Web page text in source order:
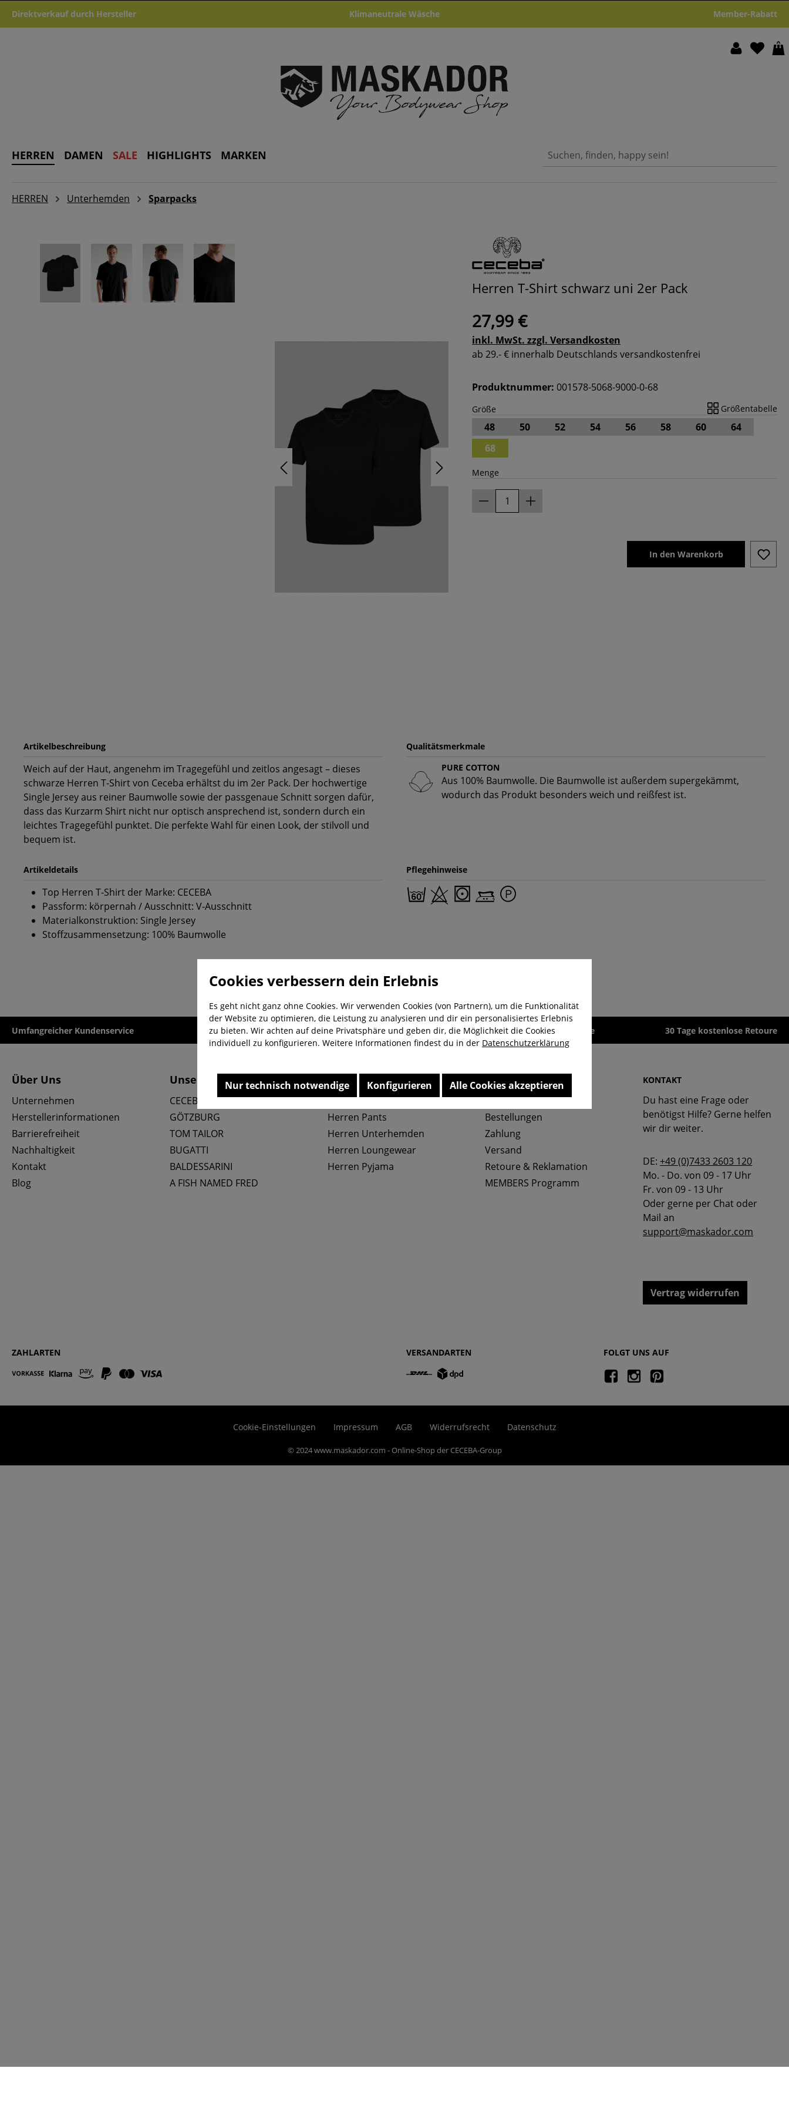
Hauptinhalt springen
Zur Suche springen
Zur Hauptnavigation springen
Direktverkauf durch Hersteller Klimaneutrale Wäsche Member-Rabatt
HERREN DAMEN SALE HIGHLIGHTS MARKEN
HERREN Unterhemden Sparpacks
Herren T-Shirt schwarz uni 2er Pack
27,99 €
inkl. MwSt. zzgl. Versandkosten
ab 29.- € innerhalb Deutschlands versandkostenfrei
Produktnummer: 001578-5068-9000-0-68
Größe Größentabelle
48 50 52 54 56 58 60
64
68
Menge
In den Warenkorb
Artikelbeschreibung
Weich auf der Haut, angenehm im Tragegefühl und zeitlos angesagt – dieses
schwarze Herren T-Shirt von Ceceba erhältst du im 2er Pack. Der hochwertige
Single Jersey aus reiner Baumwolle sowie der passgenaue Schnitt sorgen dafür,
dass das Kurzarm Shirt nicht nur optisch ansprechend ist, sondern durch ein
leichtes Tragegefühl punktet. Die perfekte Wahl für einen Look, der stilvoll und
bequem ist.
Qualitätsmerkmale
PURE COTTON
Aus 100% Baumwolle. Die Baumwolle ist außerdem supergekämmt,
wodurch das Produkt besonders weich und reißfest ist.
Artikeldetails
Top Herren T-Shirt der Marke: CECEBA
Passform: körpernah / Ausschnitt: V-Ausschnitt
Materialkonstruktion: Single Jersey
Stoffzusammensetzung: 100% Baumwolle
Pflegehinweise
Umfangreicher Kundenservice Kauf auf Rechnung Kostenloser Versand ab 29,-€ Lieferzeit 1-3 Werktage 30 Tage kostenlose Retoure
Über Uns
Unternehmen
Herstellerinformationen
Barrierefreiheit
Nachhaltigkeit
Kontakt
Blog
Unsere Marken
CECEBA
GÖTZBURG
TOM TAILOR
BUGATTI
BALDESSARINI
A FISH NAMED FRED
Top Kategorien
Herren Slips
Herren Pants
Herren Unterhemden
Herren Loungewear
Herren Pyjama
Service & FAQ
Größentabellen
Bestellungen
Zahlung
Versand
Retoure & Reklamation
MEMBERS Programm
KONTAKT
Du hast eine Frage oder
benötigst Hilfe? Gerne helfen
wir dir weiter.
DE:+49 (0)7433 2603 120
Mo. - Do. von 09 - 17 Uhr
Fr. von 09 - 13 Uhr
Oder gerne per Chat oder
Mail an
support@maskador.com
Vertrag widerrufen
ZAHLARTEN VERSANDARTEN FOLGT UNS AUF
Cookie-Einstellungen Impressum AGB Widerrufsrecht Datenschutz
© 2024 www.maskador.com - Online-Shop der CECEBA-Group
Cookies verbessern dein Erlebnis
Es geht nicht ganz ohne Cookies. Wir verwenden Cookies (von Partnern), um die Funktionalität
der Website zu optimieren, die Leistung zu analysieren und dir ein personalisiertes Erlebnis
zu bieten. Wir achten auf deine Privatsphäre und geben dir, die Möglichkeit die Cookies
individuell zu konfigurieren. Weitere Informationen findest du in der Datenschutzerklärung
Nur technisch notwendige Konfigurieren Alle Cookies akzeptieren